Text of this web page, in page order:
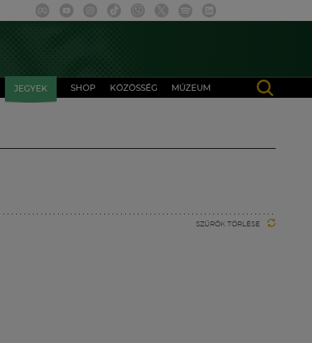
JEGYEK SHOP KÖZÖSSÉG MÚZEUM
SZŰRŐK TÖRLÉSE